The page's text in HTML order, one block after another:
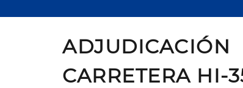
CARRETERA HI-